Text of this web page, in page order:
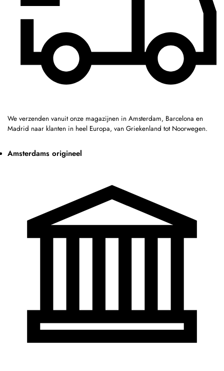
We verzenden vanuit onze magazijnen in Amsterdam, Barcelona en
Madrid naar klanten in heel Europa, van Griekenland tot Noorwegen.
Amsterdams origineel